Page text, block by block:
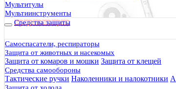
Мультитулы
Мультиинструменты
Средства защиты
Самоспасатели, респираторы
Защита от животных и насекомых
Защита от комаров и мошки Защита от клещей
Средства самообороны
Тактические ручки Наколенники и налокотники